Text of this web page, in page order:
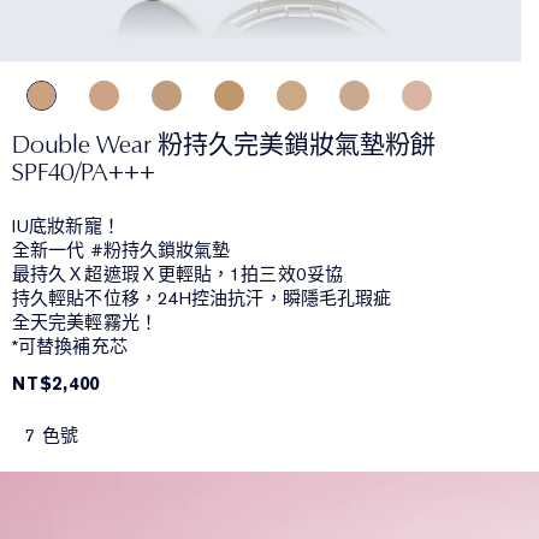
Double Wear 粉持久完美鎖妝氣墊粉餅
SPF40/PA+++
IU底妝新寵！
全新一代 #粉持久鎖妝氣墊
最持久Ｘ超遮瑕Ｘ更輕貼，1拍三效0妥協
持久輕貼不位移，24H控油抗汗，瞬隱毛孔瑕疵
全天完美輕霧光！
*可替換補充芯
NT$2,400
7 色號